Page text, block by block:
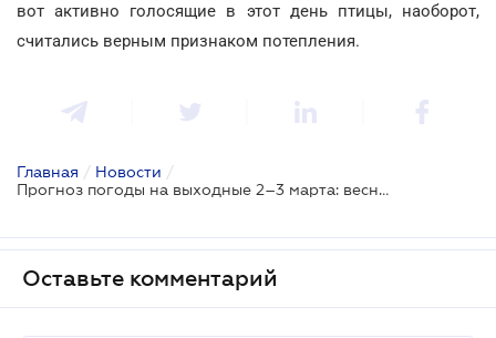
вот активно голосящие в этот день птицы, наоборот,
считались верным признаком потепления.
Главная / Новости /
Прогноз погоды на выходные 2–3 марта: весна приходит с запада
Оставьте комментарий